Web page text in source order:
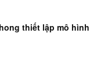
thiết lập mô hình